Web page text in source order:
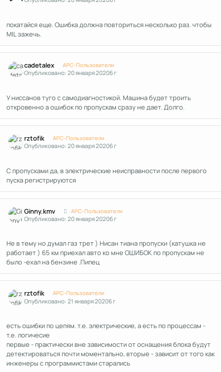
покатайся еще. Ошибка должна повториться несколько раз. чтобы
MIL зажечь.
cadetalex APC-Пользователи
Опубликовано:20 января 20206 г
У ниссанов туго с самодиагностикой. Машина будет троить
откровенно а ошибок по пропускам сразу не дает. Долго.
rztofik APC-Пользователи
Опубликовано:20 января 20206 г
С пропусками да, в электрические неисправности после первого
пуска регистрируются
Ginny.kmv APC-Пользователи
Опубликовано:20 января 20206 г
Не в тему но думал газ трет ) Нисан тиана пропуски (катушка не
работает ) 65 км приехал авто ко мне ОШИБОК по пропускам не
было -ехал на бензине .Пипец
rztofik APC-Пользователи
Опубликовано:21 января 20206 г
есть ошибки по цепям. т.е. электрические, а есть по процессам -
т.е. логичесие
первые - практически вне зависимости от оснащения блока будут
детектироваться почти моментально, вторые - зависит от того как
инженеры с программистами старались